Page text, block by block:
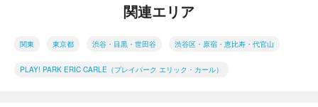
関連エリア
関東 東京都 渋谷・目黒・世田谷 渋谷区・原宿・恵比寿・代官山
PLAY! PARK ERIC CARLE（プレイパーク エリック・カール）